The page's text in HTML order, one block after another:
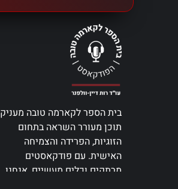
בית הספר לקארמה טובה מעניק
תוכן מעורר השראה בתחום
הזוגיות, הפרידה והצמיחה
האישית. עם פודקאסטים
מרתקים וכלים מעשיים, אנחנו